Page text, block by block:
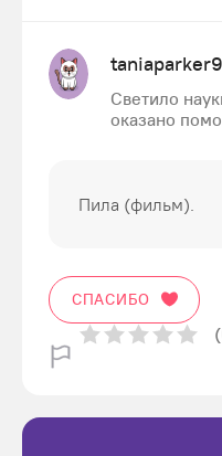
Светило
оказано
Пила (фильм).
СПАСИБО